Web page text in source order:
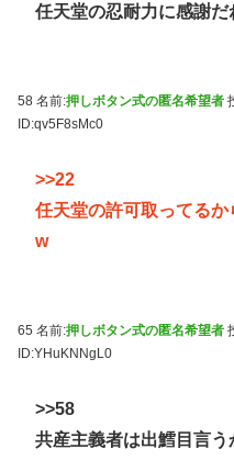
任天堂の忍耐力に感謝だ
58 名前:押しボタン式の匿名希望者
ID:qv5F8sMc0
>>22
任天堂の許可取ってる
w
65 名前:押しボタン式の匿名希望者
ID:YHuKNNgL0
>>58
共産主義者は出鱈目言う